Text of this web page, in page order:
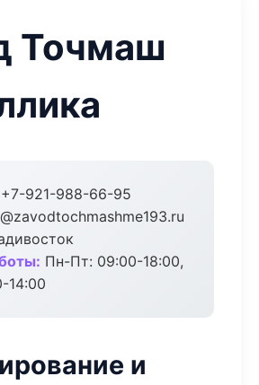
Точмаш
+7-921-988-66-95
Пн-Пт: 09:00-18:00,
14:00
и